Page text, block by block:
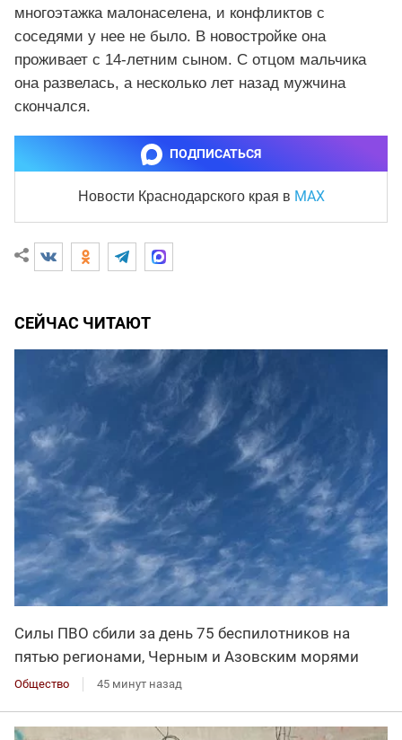
многоэтажка малонаселена, и конфликтов с
соседями у нее не было. В новостройке она
проживает с 14-летним сыном. С отцом мальчика
она развелась, а несколько лет назад мужчина
скончался.
ПОДПИСАТЬСЯ
Новости Краснодарского края в MAX
СЕЙЧАС ЧИТАЮТ
Силы ПВО сбили за день 75 беспилотников на
пятью регионами, Черным и Азовским морями
Общество 45 минут назад